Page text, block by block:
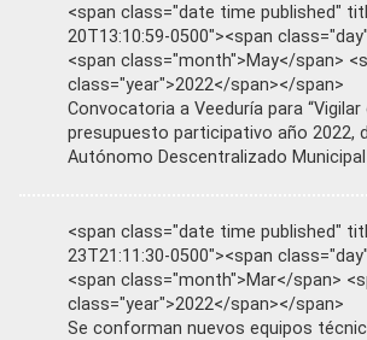
<span class="date time published"
20T13:10:59-0500"><span
<span class="month">May</span>
class="year">2022</span></span>
Convocatoria a Veeduría para “Vigilar
presupuesto participativo año 2022,
Autónomo Descentralizado Municipal
<span class="date time published"
23T21:11:30-0500"><span
<span class="month">Mar</span>
class="year">2022</span></span>
Se conforman nuevos equipos